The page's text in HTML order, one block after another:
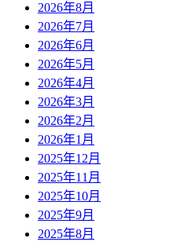
2026年8月
2026年7月
2026年6月
2026年5月
2026年4月
2026年3月
2026年2月
2026年1月
2025年12月
2025年11月
2025年10月
2025年9月
2025年8月